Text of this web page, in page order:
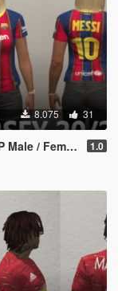
8.075 31
[ SP /FiveM] 1.0